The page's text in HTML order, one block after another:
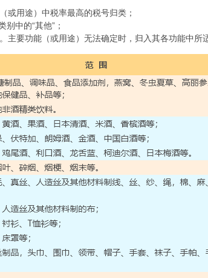
或用途）中税率最高的税号归类；
中的“其他”；
要功能（或用途）无法确定时，归入其各功能中所